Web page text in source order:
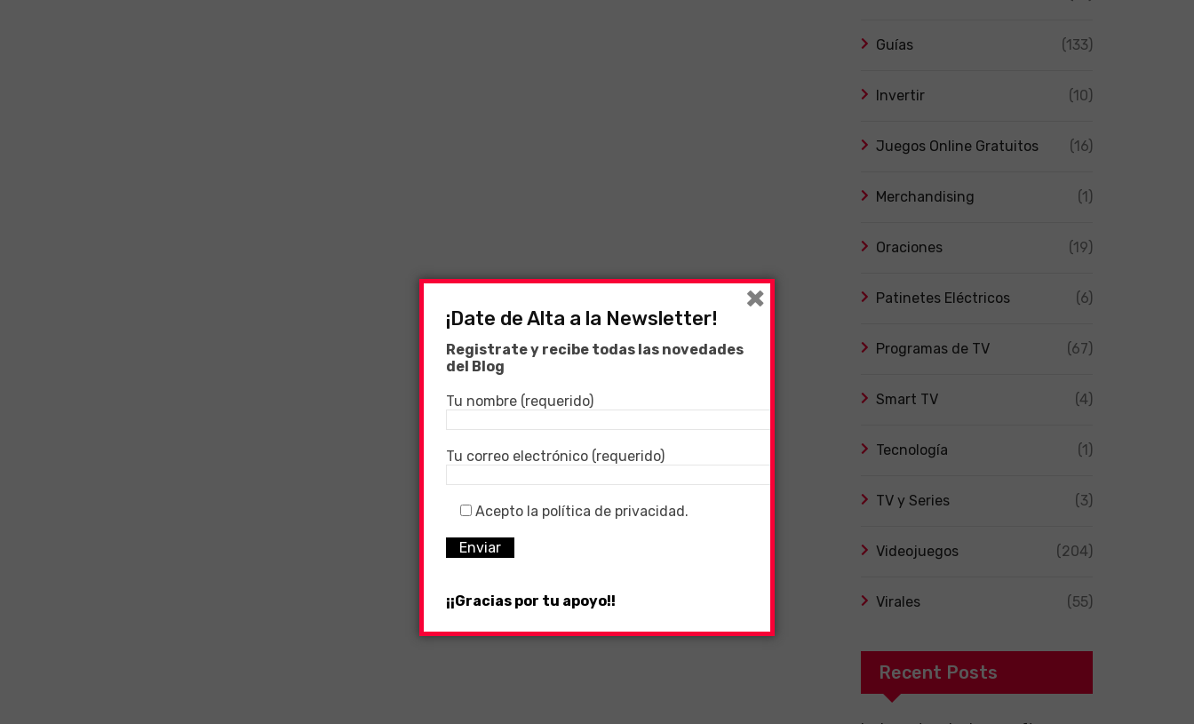
Guías (133)
Invertir (10)
Juegos Online Gratuitos (16)
Merchandising (1)
Oraciones (19)
Patinetes Eléctricos (6)
Programas de TV (67)
Smart TV (4)
Tecnología (1)
TV y Series (3)
Videojuegos (204)
Virales (55)
Recent Posts
¡Date de Alta a la Newsletter!
Registrate y recibe todas las novedades
del Blog
Tu nombre (requerido)
Tu correo electrónico (requerido)
Acepto la política de privacidad.
¡¡Gracias por tu apoyo!!
×